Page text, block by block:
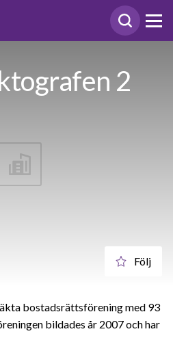
2
Följ
bostadsrättsförening med 93
bildades år 2007 och har